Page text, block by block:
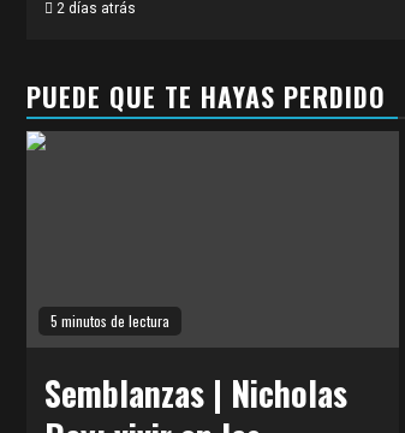
2 días atrás
PUEDE QUE TE HAYAS PERDIDO
5 minutos de lectura
Semblanzas | Nicholas